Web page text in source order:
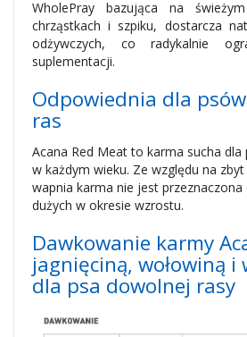
WholePray bazująca na
chrząstkach i szpiku, dostarcza
odżywczych, co radykalnie
suplementacji.
Odpowiednia dla
ras
Acana Red Meat to karma sucha dla
w każdym wieku. Ze względu na
wapnia karma nie jest przeznaczona
dużych w okresie wzrostu.
Dawkowanie karmy
jagnięciną, wołowiną i
dla psa dowolnej rasy